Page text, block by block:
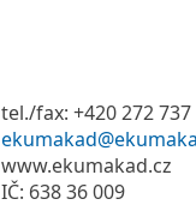
tel./fax: +420 272 737
www.ekumakad.cz
IČ: 638 36 009